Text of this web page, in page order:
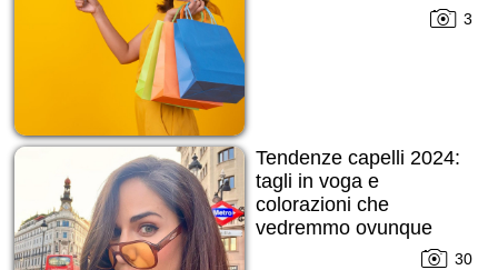
3
Tendenze capelli 2024:
tagli in voga e
colorazioni che
vedremmo ovunque
30